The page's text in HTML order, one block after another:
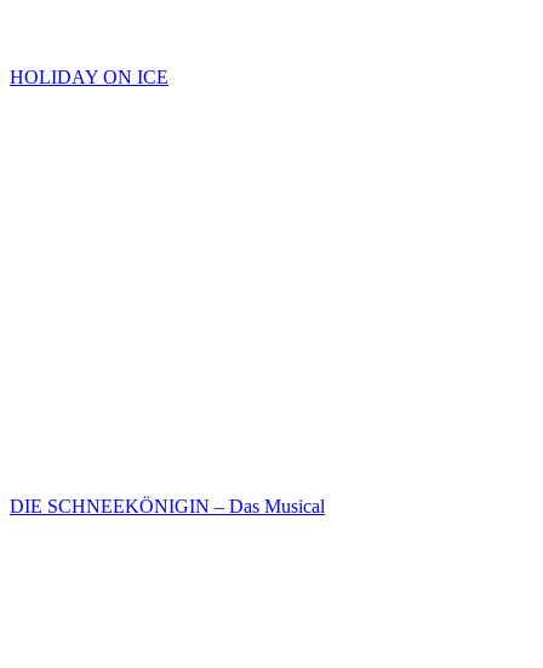
HOLIDAY ON ICE
DIE SCHNEEKÖNIGIN – Das Musical